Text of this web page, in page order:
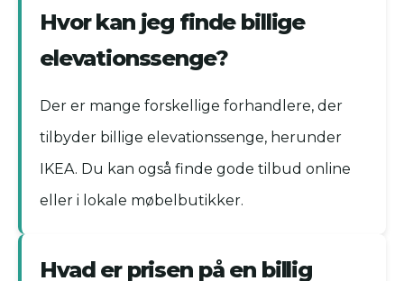
Hvor kan jeg finde billige
elevationssenge?
Der er mange forskellige forhandlere, der
tilbyder billige elevationssenge, herunder
IKEA. Du kan også finde gode tilbud online
eller i lokale møbelbutikker.
Hvad er prisen på en billig